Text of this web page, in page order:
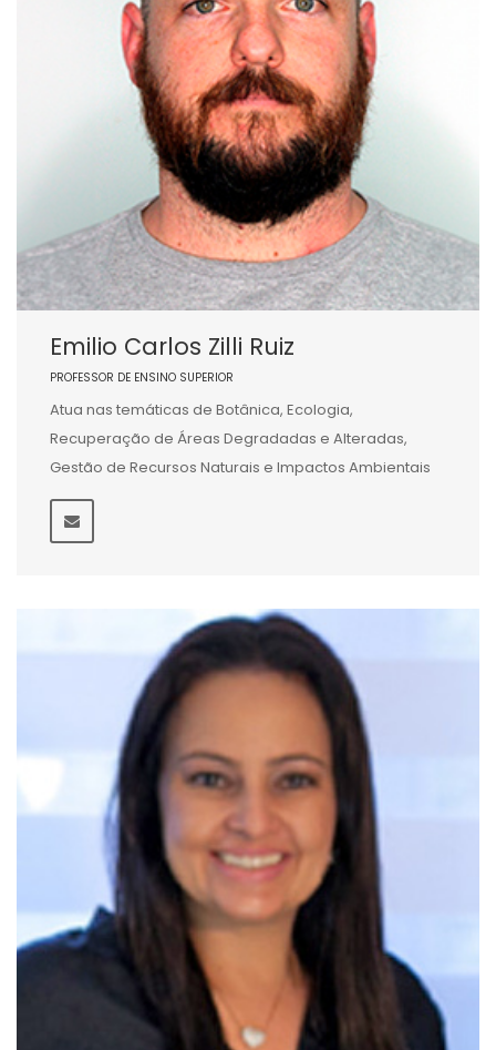
Emilio Carlos Zilli Ruiz
PROFESSOR DE ENSINO SUPERIOR
Atua nas temáticas de Botânica, Ecologia,
Recuperação de Áreas Degradadas e Alteradas,
Gestão de Recursos Naturais e Impactos Ambientais